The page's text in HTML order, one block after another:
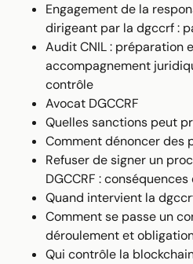
Engagement de la
dirigeant par la dgccrf :
Audit CNIL : préparation
accompagnement
contrôle
Avocat DGCCRF
Quelles sanctions peut
Comment dénoncer des
Refuser de signer un
DGCCRF :
Quand intervient la
Comment se passe un
déroulement et
Qui contrôle la